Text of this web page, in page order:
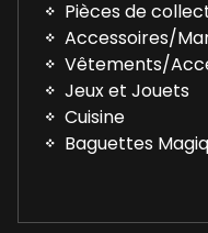
Pièces de
Accessoires/
Vêtements/
Jeux et Jouets
Cuisine
Baguettes